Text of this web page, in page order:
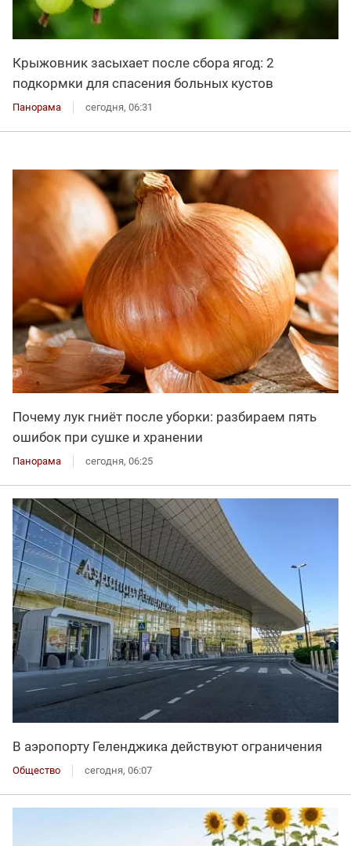
Крыжовник засыхает после сбора ягод: 2
подкормки для спасения больных кустов
Панорама сегодня, 06:31
Почему лук гниёт после уборки: разбираем пять
ошибок при сушке и хранении
Панорама сегодня, 06:25
В аэропорту Геленджика действуют ограничения
Общество сегодня, 06:07